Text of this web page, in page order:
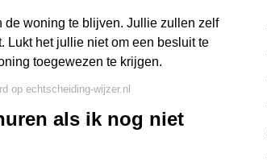
woning te blijven. Jullie zullen zelf
Lukt het jullie niet om een besluit te
toegewezen te krijgen.
op echtscheiding-wijzer.nl
als ik nog niet